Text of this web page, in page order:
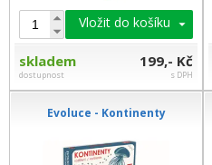
Vložit do košíku
skladem
dostupnost
199,- Kč
s DPH
Evoluce - Kontinenty